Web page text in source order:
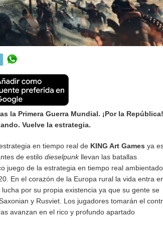
la Primera Guerra Mundial. ¡Por la República!
Vuelve la estrategia.
en tiempo real de KING Art Games ya
de estilo dieselpunk llevan las batallas
juego de la estrategia en tiempo real
En el corazón de la Europa rural la vida entra
por su propia existencia ya que su gente se
y Rusviet. Los jugadores tomarán el
avanzan en el rico y profundo apartado